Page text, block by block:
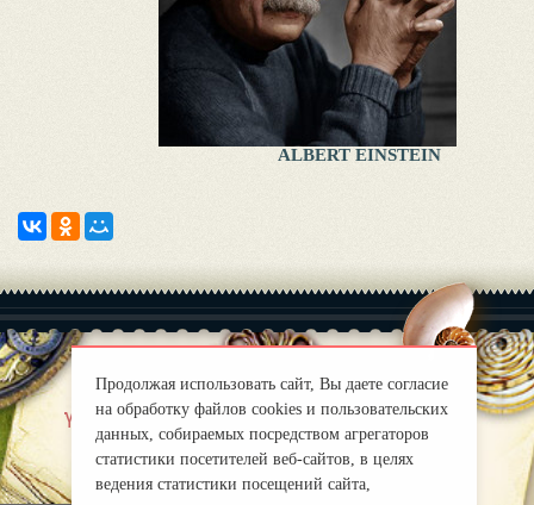
ALBERT EINSTEIN
Yaklas?k |
Правила
mirprognoz@mail.ru
Продолжая использовать сайт, Вы даете согласие
на обработку файлов cookies и пользовательских
данных, собираемых посредством агрегаторов
статистики посетителей веб-сайтов, в целях
ведения статистики посещений сайта,